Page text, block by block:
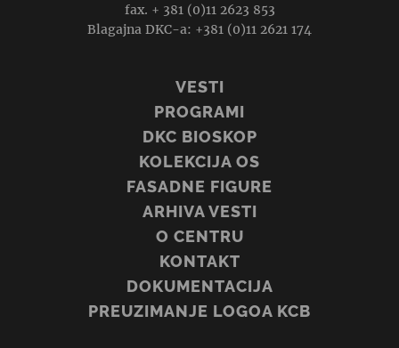
fax. + 381 (0)11 2623 853
Blagajna DKC-a: +381 (0)11 2621 174
VESTI
PROGRAMI
DKC BIOSKOP
KOLEKCIJA OS
FASADNE FIGURE
ARHIVA VESTI
O CENTRU
KONTAKT
DOKUMENTACIJA
PREUZIMANJE LOGOA KCB